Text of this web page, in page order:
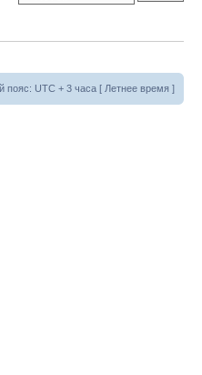
пояс: UTC + 3 часа [ Летнее время ]